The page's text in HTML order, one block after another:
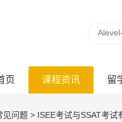
页 课程资讯 留
见问题 > ISEE考试与SSAT考试